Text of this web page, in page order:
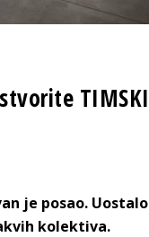
je posao.
kolektiva.